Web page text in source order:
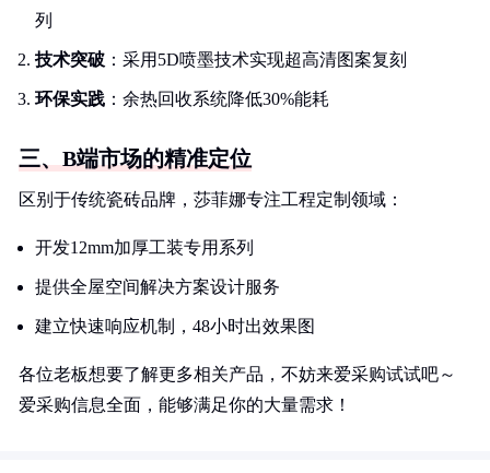
列
技术突破 ：采用5D喷墨技术实现超高清图案复刻
环保实践 ：余热回收系统降低30%能耗
三、B端市场的精准定位
区别于传统瓷砖品牌，莎菲娜专注工程定制领域：
开发12mm加厚工装专用系列
提供全屋空间解决方案设计服务
建立快速响应机制，48小时出效果图
各位老板想要了解更多相关产品，不妨来爱采购试试吧～
爱采购信息全面，能够满足你的大量需求！